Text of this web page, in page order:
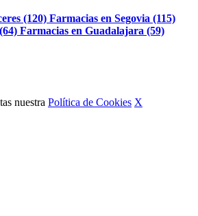
(120) Farmacias en Segovia (115)
Farmacias en Guadalajara (59)
nuestra Política de Cookies X